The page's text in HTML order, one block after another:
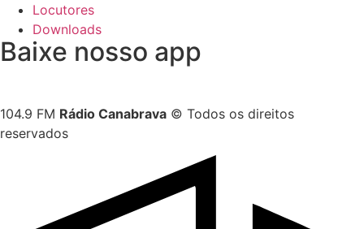
Locutores
Downloads
Baixe nosso app
104.9 FM Rádio Canabrava © Todos os direitos
reservados